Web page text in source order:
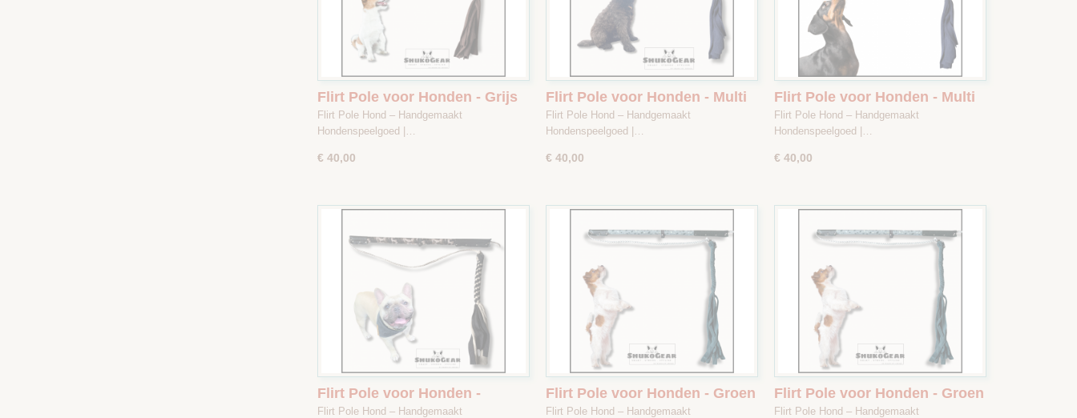
Flirt Pole voor Honden - Grijs
gestreept / Bruin - Maat 1
Flirt Pole Hond – Handgemaakt
Hondenspeelgoed |…
€ 40,00
Flirt Pole voor Honden - Multi
kleur - Maat 2
Flirt Pole Hond – Handgemaakt
Hondenspeelgoed |…
€ 40,00
Flirt Pole voor Honden - Multi
kleur - Maat 1
Flirt Pole Hond – Handgemaakt
Hondenspeelgoed |…
€ 40,00
Flirt Pole voor Honden -
Camouflage Bruin - Maat 2
Flirt Pole Hond – Handgemaakt
Flirt Pole voor Honden - Groen
/ Lichtgrijs met Print - Maat 2
Flirt Pole Hond – Handgemaakt
Flirt Pole voor Honden - Groen
/ Lichtgrijs met Print - Maat 1
Flirt Pole Hond – Handgemaakt